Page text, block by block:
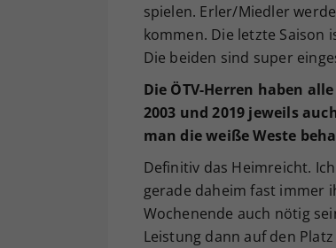
spielen. Erler/Miedler
kommen. Die letzte Saison
Die beiden sind super
Die ÖTV-Herren haben
2003 und 2019 jeweils
man die weiße Weste
Definitiv das Heimreicht.
gerade daheim fast immer
Wochenende auch nötig
Leistung dann auf den